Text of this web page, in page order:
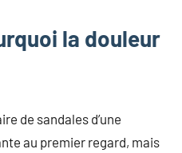
la douleur
de sandales d’une
au premier regard, mais